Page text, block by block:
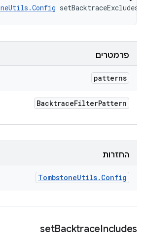
setBacktraceExcludes
פרמטרים
patterns
BacktraceFilterPattern
החזרות
TombstoneUtils. Config
setBacktraceIncludes